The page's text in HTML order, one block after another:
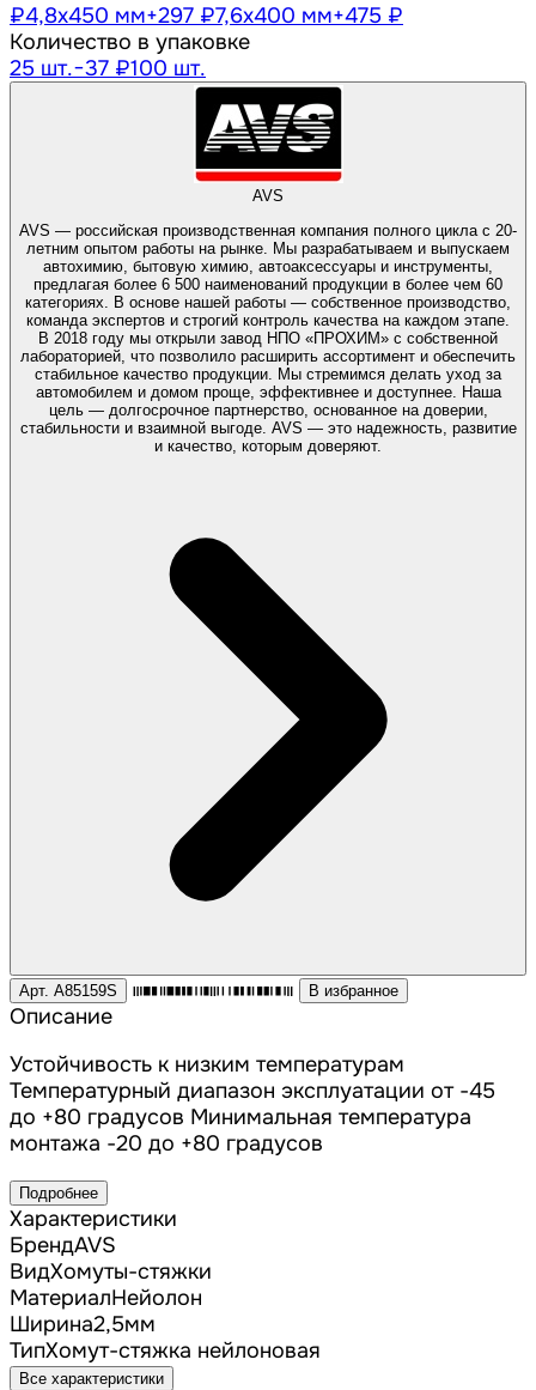
₽4,8х450 мм+297 ₽7,6х400 мм+475 ₽
Количество в упаковке
25 шт.−37 ₽100 шт.
AVS
AVS — российская производственная компания полного цикла с 20-
летним опытом работы на рынке. Мы разрабатываем и выпускаем
автохимию, бытовую химию, автоаксессуары и инструменты,
предлагая более 6 500 наименований продукции в более чем 60
категориях. В основе нашей работы — собственное производство,
команда экспертов и строгий контроль качества на каждом этапе.
В 2018 году мы открыли завод НПО «ПРОХИМ» с собственной
лабораторией, что позволило расширить ассортимент и обеспечить
стабильное качество продукции. Мы стремимся делать уход за
автомобилем и домом проще, эффективнее и доступнее. Наша
цель — долгосрочное партнерство, основанное на доверии,
стабильности и взаимной выгоде. AVS — это надежность, развитие
и качество, которым доверяют.
Арт. A85159S В избранное
Описание
Устойчивость к низким температурам
Температурный диапазон эксплуатации от -45
до +80 градусов Минимальная температура
монтажа -20 до +80 градусов
Подробнее
Характеристики
БрендAVS
ВидХомуты-стяжки
МатериалНейолон
Ширина2,5мм
ТипХомут-стяжка нейлоновая
Все характеристики